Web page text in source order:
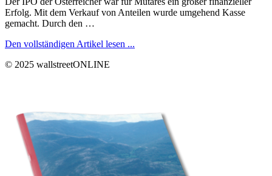
Erfolg. Mit dem Verkauf von Anteilen wurde umgehend Kasse
gemacht. Durch den …
Den vollständigen Artikel lesen ...
© 2025 wallstreetONLINE